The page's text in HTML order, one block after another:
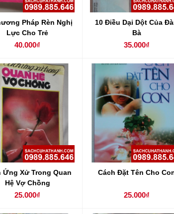
Pháp Rèn Nghị
Lực Cho Trẻ
40.000₫
10 Điều Dại Dột Của
Bà
35.000₫
Ứng Xử Trong Quan
Hệ Vợ Chồng
25.000₫
Cách Đặt Tên Cho
25.000₫